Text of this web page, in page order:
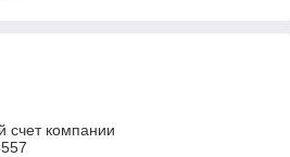
счет компании